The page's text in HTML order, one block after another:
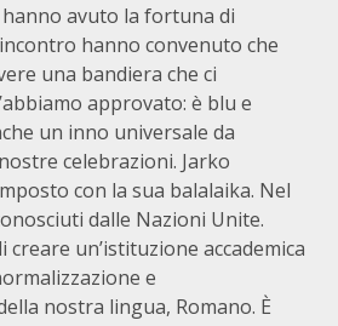
avuto la fortuna di
hanno convenuto che
una bandiera che ci
approvato: è blu e
un inno universale da
celebrazioni. Jarko
con la sua balalaika. Nel
dalle Nazioni Unite.
un’istituzione accademica
e
nostra lingua, Romano. È